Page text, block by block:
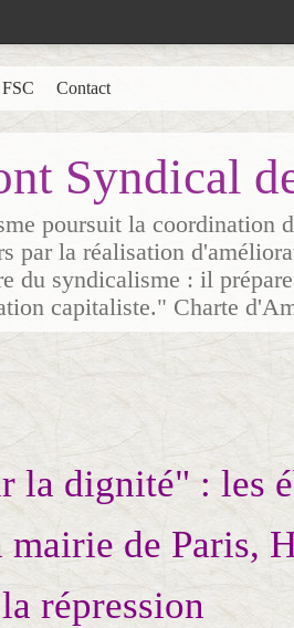
Syndical
poursuit la coordination
par la réalisation
du syndicalisme : il
capitaliste." Charte
Contact
la dignité" : les
mairie de Paris,
répression